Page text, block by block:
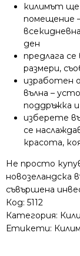
килимът ще
помещение
ден
предлага
размери,
изработен
вълна –
поддръжка
изберете
се
красота,
Не просто
новозеландска
съвършена
Код: 5112
Категория:
Етикети: